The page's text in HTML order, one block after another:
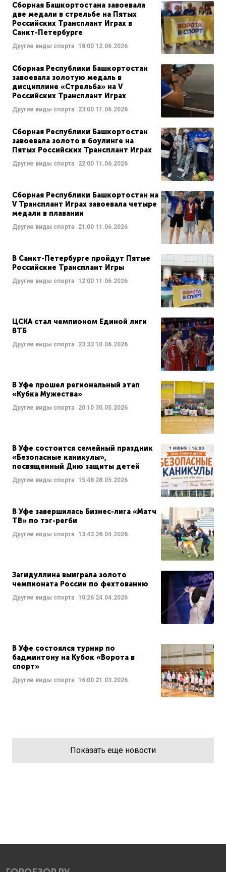
Сборная Башкортостана завоевала
две медали в стрельбе на Пятых
Российских Трансплант Играх в
Санкт-Петербурге
Другие виды спорта 18:00 12.06.2026
Сборная Республики Башкортостан
завоевала золотую медаль в
дисциплине «Стрельба» на V
Российских Трансплант Играх
Другие виды спорта 23:00 11.06.2026
Сборная Республики Башкортостан
завоевала золото в боулинге на
Пятых Российских Трансплант Играх
Другие виды спорта 22:00 11.06.2026
Сборная Республики Башкортостан на
V Трансплант Играх завоевала четыре
медали в плавании
Другие виды спорта 21:00 11.06.2026
В Санкт-Петербурге пройдут Пятые
Российские Трансплант Игры
Другие виды спорта 12:00 11.06.2026
ЦСКА стал чемпионом Единой лиги
ВТБ
Другие виды спорта 23:33 10.06.2026
В Уфе прошел региональный этап
«Кубка Мужества»
Другие виды спорта 20:10 30.05.2026
В Уфе состоится семейный праздник
«Безопасные каникулы»,
посвященный Дню защиты детей
Другие виды спорта 15:48 28.05.2026
В Уфе завершилась Бизнес-лига «Матч
ТВ» по тэг-регби
Другие виды спорта 13:43 26.04.2026
Загидуллина выиграла золото
чемпионата России по фехтованию
Другие виды спорта 10:26 24.04.2026
В Уфе состоялся турнир по
бадминтону на Кубок «Ворота в
спорт»
Другие виды спорта 16:00 21.03.2026
Показать еще новости